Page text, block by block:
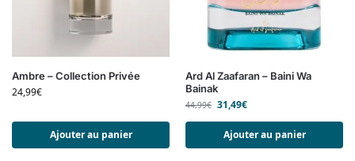
Ambre – Collection Privée
24,99€
Ajouter au panier
Ard Al Zaafaran – Baini Wa
Bainak
44,99€ 31,49€
Ajouter au panier